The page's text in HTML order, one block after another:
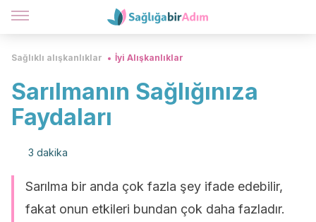
Sağlıklı alışkanlıklar İyi Alışkanlıklar
Sarılmanın Sağlığınıza
Faydaları
3 dakika
Sarılma bir anda çok fazla şey ifade edebilir,
fakat onun etkileri bundan çok daha fazladır.